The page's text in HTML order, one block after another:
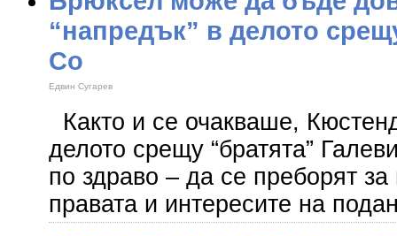
“напредък” в делото
Co
Едвин Сугарев
Както и се очакваше,
делото срещу “братята”
по здраво – да се преборят
правата и интересите на